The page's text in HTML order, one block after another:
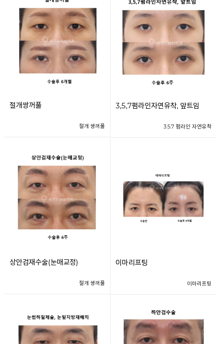
절개쌍꺼풀
절개 쌍꺼풀
3,5,7펌라인자연유착, 앞트임
3.5.7 펌라인 자연유착
상안검재수술(눈매교정)
절개 쌍꺼풀
이마리프팅
이마리프팅